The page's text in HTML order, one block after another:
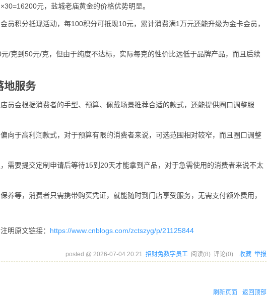
元，盐城老庙黄金的价格优势明显。
员积分抵现活动，每100积分可抵现10元，累计消费满1万元还能升级为金卡会员，
/克到50元/克，但由于纯度不达标，实际每克的性价比远低于品牌产品，而且后续
地服务
员会根据消费者的手型、预算、佩戴场景推荐合适的款式，还能提供圈口调整服
向于高利润款式，对于预算有限的消费者来说，可选范围相对较窄，而且圈口调整
需要提交定制申请后等待15到20天才能拿到产品，对于急需使用的消费者来说不太
养等，消费者只需携带购买凭证，就能随时到门店享受服务，无需支付额外费用，
明原文链接： https://www.cnblogs.com/zctszyg/p/21125844
posted @ 2026-07-04 20:21 招财兔数字员工 阅读(8) 评论(0) 收藏 举报
刷新页面 返回顶部